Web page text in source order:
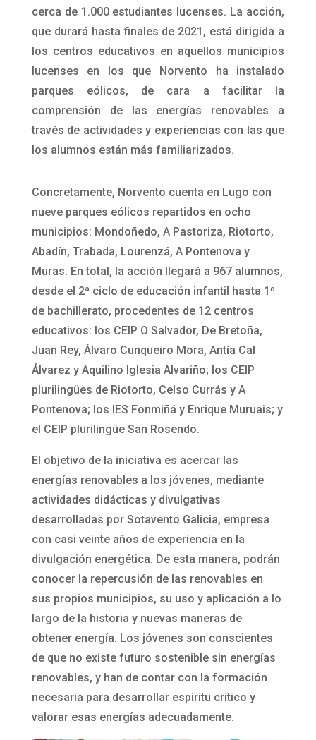
cerca de 1.000 estudiantes lucenses. La acción,
que durará hasta finales de 2021, está dirigida a
los centros educativos en aquellos municipios
lucenses en los que Norvento ha instalado
parques eólicos, de cara a facilitar la
comprensión de las energías renovables a
través de actividades y experiencias con las que
los alumnos están más familiarizados.
Concretamente, Norvento cuenta en Lugo con
nueve parques eólicos repartidos en ocho
municipios: Mondoñedo, A Pastoriza, Riotorto,
Abadín, Trabada, Lourenzá, A Pontenova y
Muras. En total, la acción llegará a 967 alumnos,
desde el 2ª ciclo de educación infantil hasta 1º
de bachillerato, procedentes de 12 centros
educativos: los CEIP O Salvador, De Bretoña,
Juan Rey, Álvaro Cunqueiro Mora, Antía Cal
Álvarez y Aquilino Iglesia Alvariño; los CEIP
plurilingües de Riotorto, Celso Currás y A
Pontenova; los IES Fonmiñá y Enrique Muruais; y
el CEIP plurilingüe San Rosendo.
El objetivo de la iniciativa es acercar las
energías renovables a los jóvenes, mediante
actividades didácticas y divulgativas
desarrolladas por Sotavento Galicia, empresa
con casi veinte años de experiencia en la
divulgación energética. De esta manera, podrán
conocer la repercusión de las renovables en
sus propios municipios, su uso y aplicación a lo
largo de la historia y nuevas maneras de
obtener energía. Los jóvenes son conscientes
de que no existe futuro sostenible sin energías
renovables, y han de contar con la formación
necesaria para desarrollar espíritu crítico y
valorar esas energías adecuadamente.